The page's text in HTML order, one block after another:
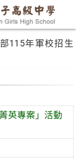
115年軍校招生
英專案」活動